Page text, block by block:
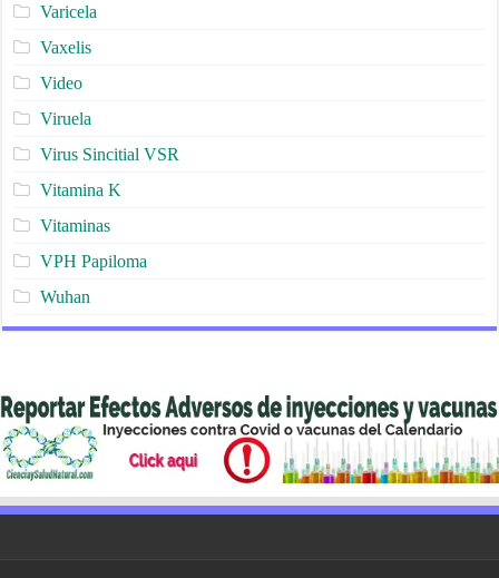
Varicela
Vaxelis
Video
Viruela
Virus Sincitial VSR
Vitamina K
Vitaminas
VPH Papiloma
Wuhan